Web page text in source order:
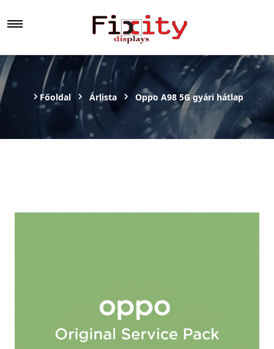
Főoldal Árlista Oppo A98 5G gyári hátlap